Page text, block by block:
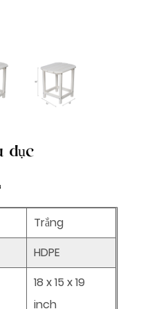
dục
Trắng
HDPE
18x15x19
inch